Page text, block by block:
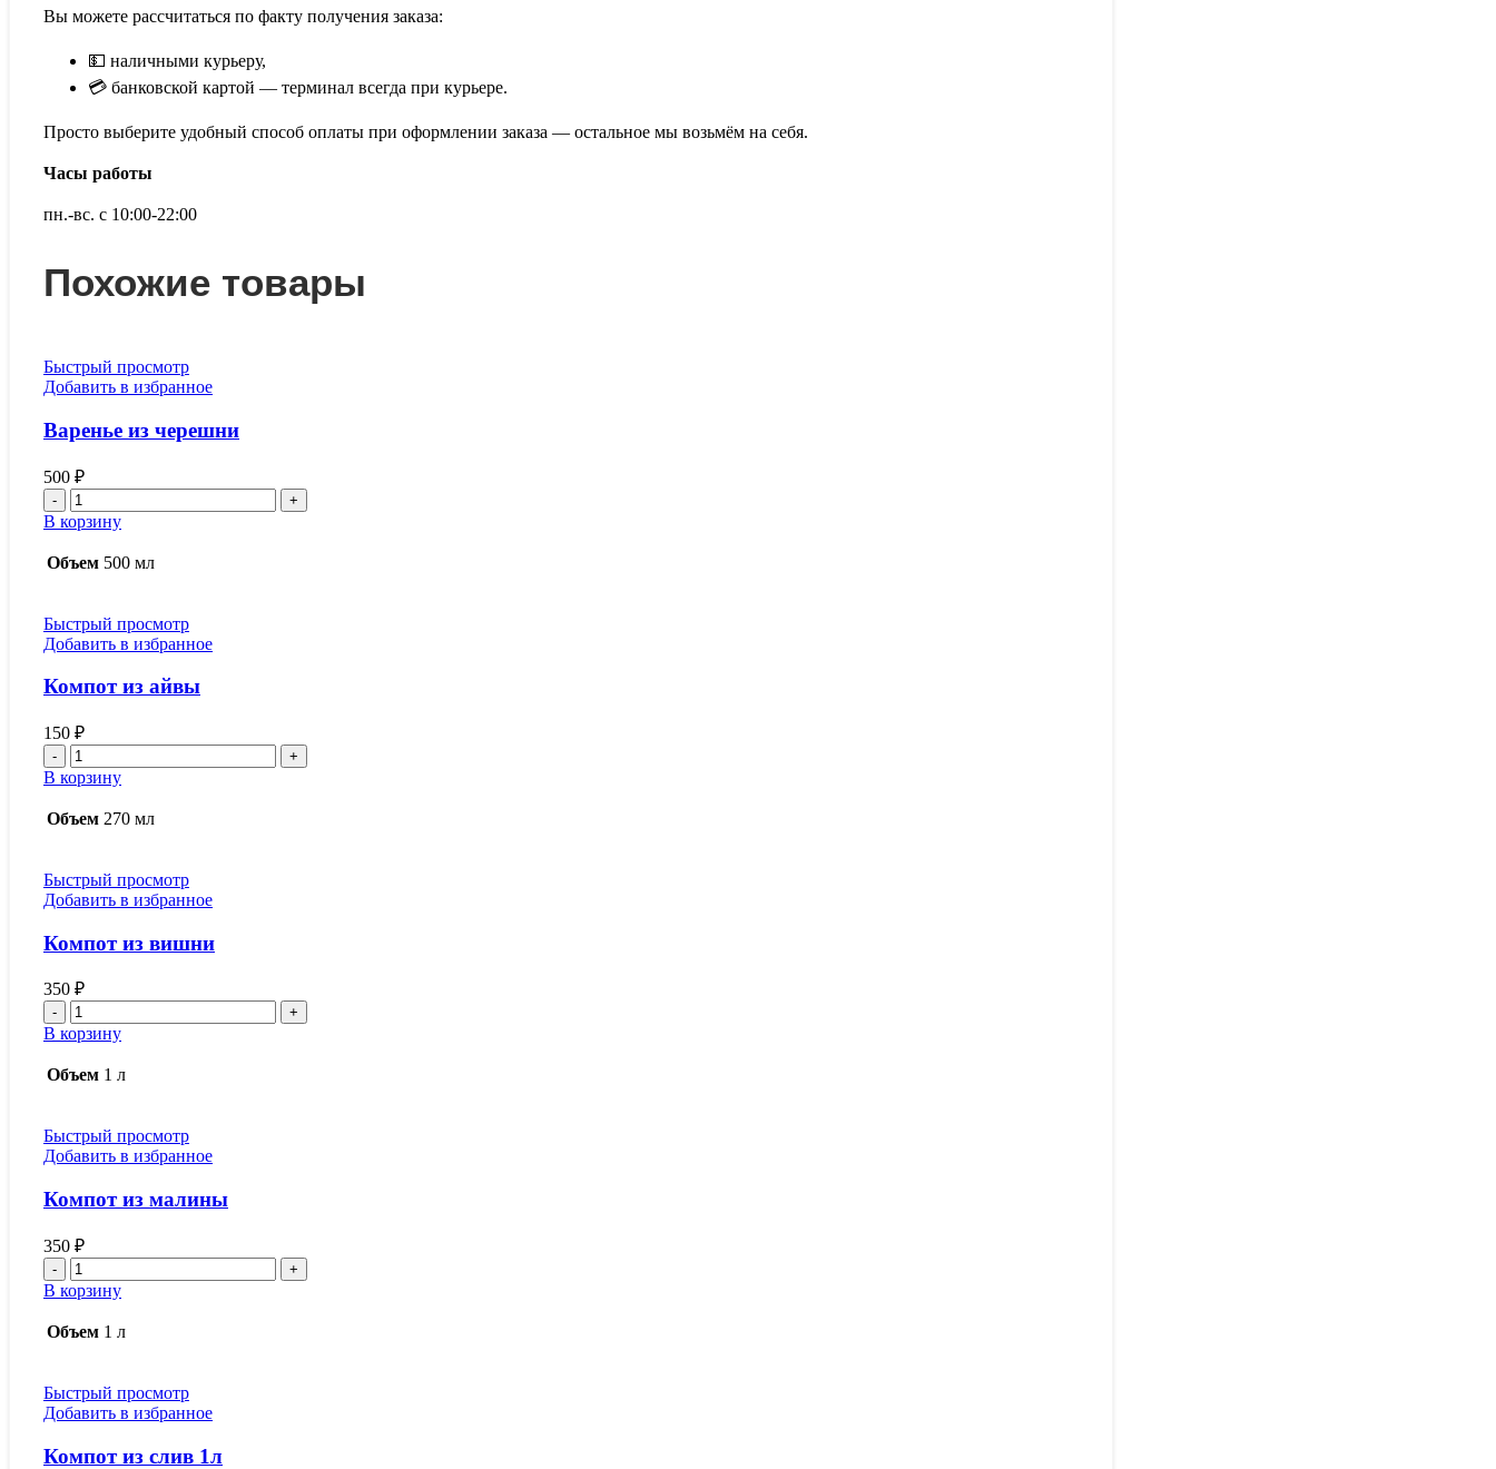
Вы можете рассчитаться по факту получения заказа:
💵 наличными курьеру,
💳 банковской картой — терминал всегда при курьере.
Просто выберите удобный способ оплаты при оформлении заказа — остальное мы возьмём на себя.
Часы работы
пн.-вс. с 10:00-22:00
Похожие товары
Быстрый просмотр
Добавить в избранное
Варенье из черешни
500 ₽
Количество
товара
Варенье
из
В корзину
Объем 500 мл
Быстрый просмотр
Добавить в избранное
Компот из айвы
150 ₽
Количество
товара
Компот
из
В корзину
Объем 270 мл
Быстрый просмотр
Добавить в избранное
Компот из вишни
350 ₽
Количество
товара
Компот
из
В корзину
Объем 1 л
Быстрый просмотр
Добавить в избранное
Компот из малины
350 ₽
Количество
товара
Компот
из
В корзину
Объем 1 л
Быстрый просмотр
Добавить в избранное
Компот из слив 1л